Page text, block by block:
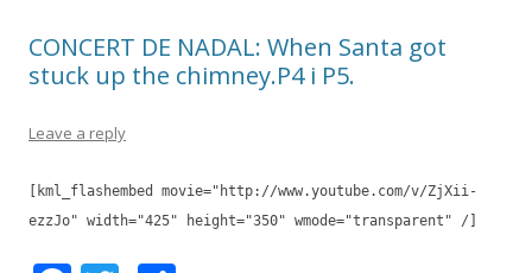
k ix
CONCERT DE NADAL: When Santa got
stuck up the chimney.P4 i P5.
Leave a reply
[kml_flashembed movie="http://www.youtube.com/v/ZjXii-
ezzJo" width="425" height="350" wmode="transparent" /]